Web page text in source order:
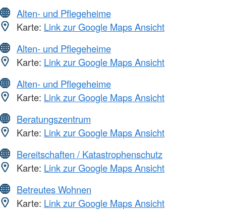
Alten- und Pflegeheime
Karte: Link zur Google Maps Ansicht
Alten- und Pflegeheime
Karte: Link zur Google Maps Ansicht
Alten- und Pflegeheime
Karte: Link zur Google Maps Ansicht
Beratungszentrum
Karte: Link zur Google Maps Ansicht
Bereitschaften / Katastrophenschutz
Karte: Link zur Google Maps Ansicht
Betreutes Wohnen
Karte: Link zur Google Maps Ansicht